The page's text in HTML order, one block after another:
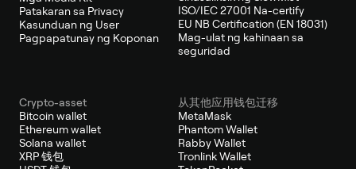
Patakaran sa Privacy
Kasunduan ng User
Pagpapatunay ng Koponan
ISO/IEC 27001 Na-certify
EU NB Certification (EN 18031)
Mag-ulat ng kahinaan sa
seguridad
Crypto-asset
Bitcoin wallet
Ethereum wallet
Solana wallet
XRP 钱包
从其他应用钱包迁移
MetaMask
Phantom Wallet
Rabby Wallet
Tronlink Wallet